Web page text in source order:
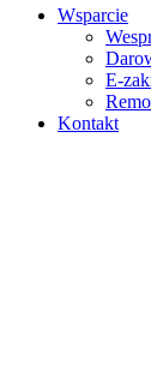
Wsparcie
E-
Kontakt